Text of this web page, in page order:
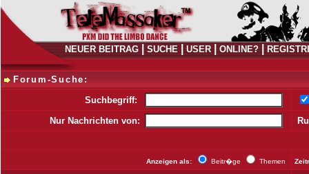
NEUER BEITRAG SUCHE USER ONLINE?
Forum-Suche:
Suchbegriff:
Nur Nachrichten von:
Anzeigen als: Beitr�ge Themen